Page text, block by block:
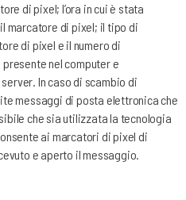
di pixel; l’ora in cui è stata
marcatore di pixel; il tipo di
di pixel e il numero di
nel computer e
In caso di scambio di
messaggi di posta elettronica che
che sia utilizzata la tecnologia
ai marcatori di pixel di
e aperto il messaggio.